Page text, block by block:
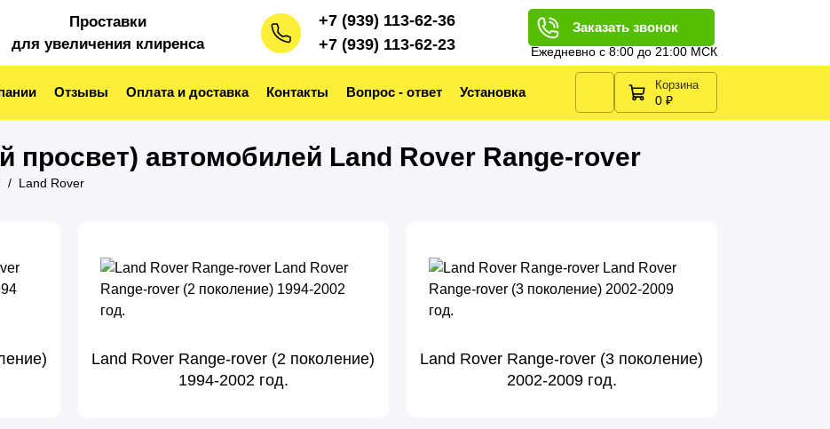
Проставки
для увеличения клиренса
+7 (939) 113-62-36
+7 (939) 113-62-23
Заказать звонок
Ежедневно с 8:00 до 21:00 МСК
Отзывы Оплата и доставка Контакты Вопрос - ответ Установка Корзина
0 ₽
просвет) автомобилей Land Rover Range-rover
Land Rover
Land Rover Range-rover (2 поколение)
1994-2002 год.
Land Rover Range-rover (3 поколение)
2002-2009 год.